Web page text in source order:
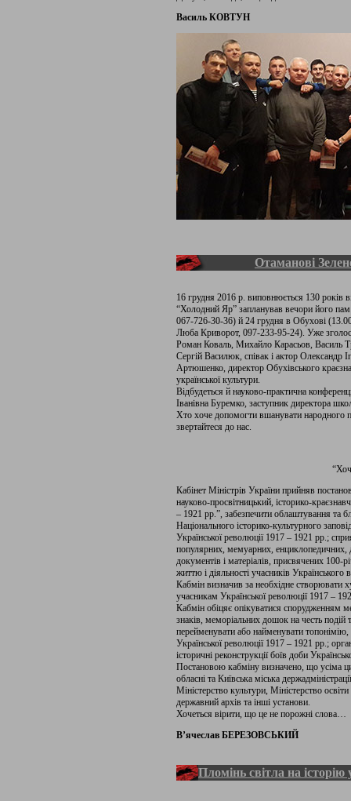
Василь КОВТУН
Отаманові
16 грудня 2016 р. виповнюється 130 років
“Холодний Яр” запланував вечори його
067-726-30-36) й 24 грудня в Обухові
Люба Криворот, 097-233-95-24). Уже
Роман Коваль, Михайло Карасьов, Василь
Сергій Василюк, співак і актор Олександр
Артюшенко, директор Обухівського
української культури.
Відбудеться й науково-практична
Іванівна Буремко, заступник директора
Хто хоче допомогти вшанувати народного
звертайтеся до нас.
Кабінет Міністрів України прийняв
науково-просвітницький, історико-
– 1921 рр.”, забезпечити облаштування та
Національного історико-культурного
Української революції 1917 – 1921 рр.;
популярних, мемуарних, енциклопедичних,
документів і матеріалів, присвячених 100-
життю і діяльності учасників
Кабмін визначив за необхідне створювати
учасникам Української революції 1917 –
Кабмін обіцяє опікуватися спорудженням
знаків, меморіальних дошок на честь подій
перейменувати або найменувати топонімію,
Української революції 1917 – 1921 рр.;
історичні реконструкції боїв доби
Постановою кабміну визначено, що усіма
обласні та Київська міська
Міністерство культури, Міністерство
державний архів та інші установи.
Хочеться вірити, що це не порожні слова…
В’ячеслав БЕРЕЗОВСЬКИЙ
Пломінь світла на історію